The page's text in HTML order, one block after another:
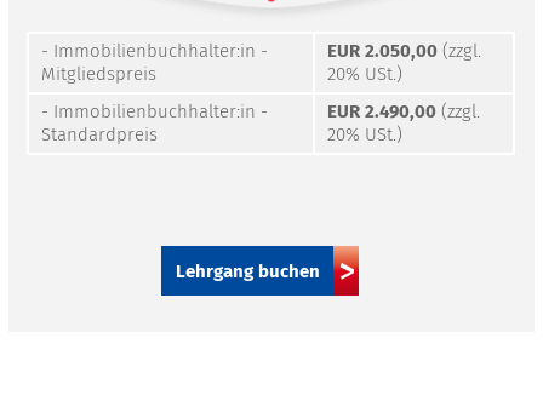
- Immobilienbuchhalter:in -
Mitgliedspreis
EUR 2.050,00 (zzgl.
20% USt.)
- Immobilienbuchhalter:in -
Standardpreis
EUR 2.490,00 (zzgl.
20% USt.)
Lehrgang buchen